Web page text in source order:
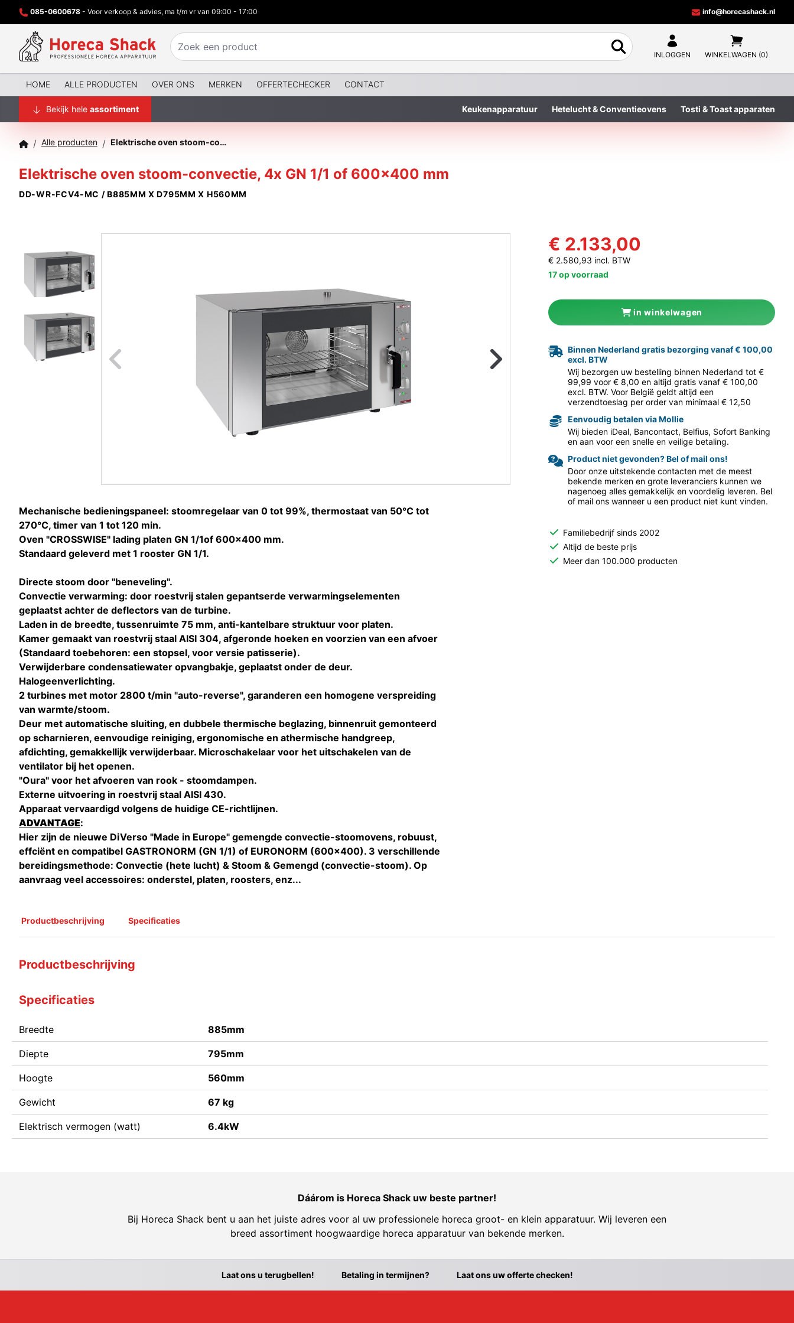
085-0600678 - Voor verkoop & advies, ma t/m vr van 09:00 - 17:00 info@horecashack.nl
INLOGGEN WINKELWAGEN (0)
HOME ALLE PRODUCTEN OVER ONS MERKEN OFFERTECHECKER CONTACT
Bekijk hele assortiment Keukenapparatuur Hetelucht & Conventieovens Tosti & Toast apparaten
/ Alle producten / Elektrische oven stoom-convectie, 4x GN 1/1 of 600x400 mm
Elektrische oven stoom-convectie, 4x GN 1/1 of 600x400 mm
DD-WR-FCV4-MC / B885MM X D795MM X H560MM
Naar vorige foto Naar volgende
Mechanische bedieningspaneel: stoomregelaar van 0 tot 99%, thermostaat van 50°C tot
270°C, timer van 1 tot 120 min.
Oven "CROSSWISE" lading platen GN 1/1of 600x400 mm.
Standaard geleverd met 1 rooster GN 1/1.
Directe stoom door "beneveling".
Convectie verwarming: door roestvrij stalen gepantserde verwarmingselementen
geplaatst achter de deflectors van de turbine.
Laden in de breedte, tussenruimte 75 mm, anti-kantelbare struktuur voor platen.
Kamer gemaakt van roestvrij staal AISI 304, afgeronde hoeken en voorzien van een afvoer
(Standaard toebehoren: een stopsel, voor versie patisserie).
Verwijderbare condensatiewater opvangbakje, geplaatst onder de deur.
Halogeenverlichting.
2 turbines met motor 2800 t/min "auto-reverse", garanderen een homogene verspreiding
van warmte/stoom.
Deur met automatische sluiting, en dubbele thermische beglazing, binnenruit gemonteerd
op scharnieren, eenvoudige reiniging, ergonomische en athermische handgreep,
afdichting, gemakkellijk verwijderbaar. Microschakelaar voor het uitschakelen van de
ventilator bij het openen.
"Oura" voor het afvoeren van rook - stoomdampen.
Externe uitvoering in roestvrij staal AISI 430.
Apparaat vervaardigd volgens de huidige CE-richtlijnen.
ADVANTAGE:
Hier zijn de nieuwe DiVerso "Made in Europe" gemengde convectie-stoomovens, robuust,
effciënt en compatibel GASTRONORM (GN 1/1) of EURONORM (600x400). 3 verschillende
bereidingsmethode: Convectie (hete lucht) & Stoom & Gemengd (convectie-stoom). Op
aanvraag veel accessoires: onderstel, platen, roosters, enz...
€ 2.133,00
€ 2.580,93 incl. BTW
17 op voorraad
in winkelwagen
Binnen Nederland gratis bezorging vanaf € 100,00
excl. BTW
Wij bezorgen uw bestelling binnen Nederland tot €
99,99 voor € 8,00 en altijd gratis vanaf € 100,00
excl. BTW. Voor België geldt altijd een
verzendtoeslag per order van minimaal € 12,50
Eenvoudig betalen via Mollie
Wij bieden iDeal, Bancontact, Belfius, Sofort Banking
en aan voor een snelle en veilige betaling.
Product niet gevonden? Bel of mail ons!
Door onze uitstekende contacten met de meest
bekende merken en grote leveranciers kunnen we
nagenoeg alles gemakkelijk en voordelig leveren. Bel
of mail ons wanneer u een product niet kunt vinden.
Familiebedrijf sinds 2002
Altijd de beste prijs
Meer dan 100.000 producten
Productbeschrijving Specificaties
Productbeschrijving
Specificaties
Breedte 885mm
Diepte 795mm
Hoogte 560mm
Gewicht 67 kg
Elektrisch vermogen (watt) 6.4kW
Dáárom is Horeca Shack uw beste partner!
Bij Horeca Shack bent u aan het juiste adres voor al uw professionele horeca groot- en klein apparatuur. Wij leveren een
breed assortiment hoogwaardige horeca apparatuur van bekende merken.
Laat ons u terugbellen! Betaling in termijnen? Laat ons uw offerte checken!